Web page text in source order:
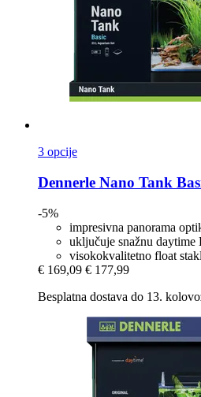
3 opcije
Dennerle Nano Tank
-5%
impresivna panorama
uključuje snažnu daytime
visokokvalitetno float
€ 169,09 € 177,99
Besplatna dostava do 13.